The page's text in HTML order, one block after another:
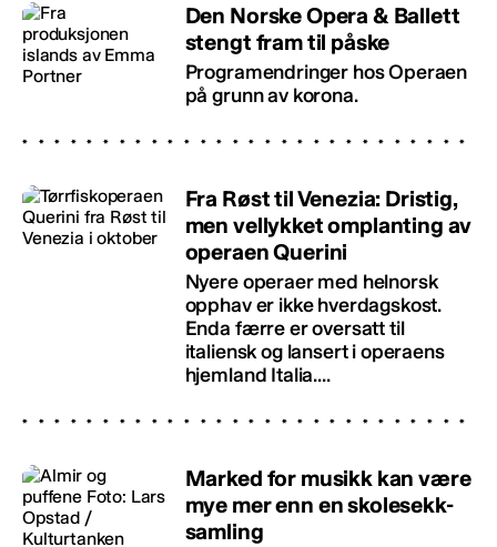
Den Norske Opera & Ballett
stengt fram til påske
Programendringer hos Operaen
på grunn av korona.
Fra Røst til Venezia: Dristig,
men vellykket omplanting av
operaen Querini
Nyere operaer med helnorsk
opphav er ikke hverdagskost.
Enda færre er oversatt til
italiensk og lansert i operaens
hjemland Italia....
Marked for musikk kan være
mye mer enn en skolesekk-
samling